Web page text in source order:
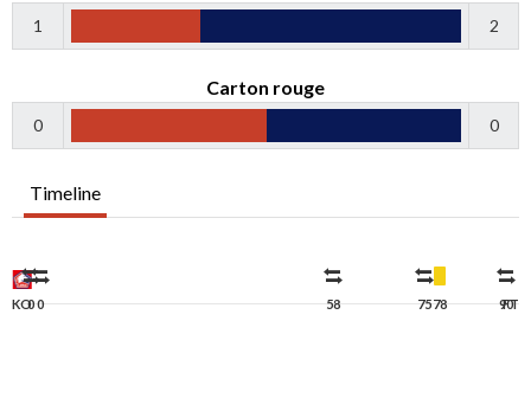
1 2
Carton rouge
0 0
Timeline
KO00 58 7578 90
FT